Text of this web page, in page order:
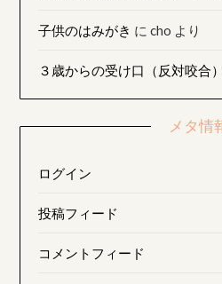
子供のはみがき にcho より
３歳からの受け口（反対咬合
メタ情
ログイン
投稿フィード
コメントフィード